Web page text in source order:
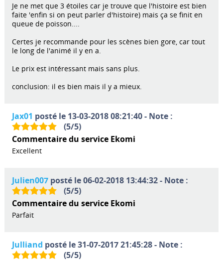
Je ne met que 3 étoiles car je trouve que l'histoire est bien
faite 'enfin si on peut parler d'histoire) mais ça se finit en
queue de poisson....
Certes je recommande pour les scènes bien gore, car tout
le long de l'animé il y en a.
Le prix est intéressant mais sans plus.
conclusion: il es bien mais il y a mieux.
Jax01 posté le 13-03-2018 08:21:40 - Note :
(5/5)
Commentaire du service Ekomi
Excellent
Julien007posté le 06-02-2018 13:44:32 - Note :
(5/5)
Commentaire du service Ekomi
Parfait
Julliand posté le 31-07-2017 21:45:28 - Note :
(5/5)